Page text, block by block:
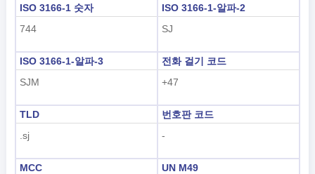
한국어
ISO 3166-1 숫자
744
ISO 3166-1-알파-2
SJ
ISO 3166-1-알파-3
SJM
전화 걸기 코드
+47
TLD
.sj
번호판 코드
-
MCC
UN M49